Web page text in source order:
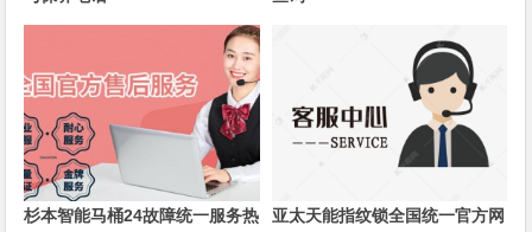
杉本智能马桶24故障统一服务热
亚太天能指纹锁全国统一官方网